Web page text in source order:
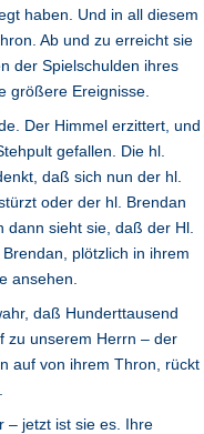
haben. Und in all diesem
Ab und zu erreicht sie
der Spielschulden ihres
größere Ereignisse.
Der Himmel erzittert, und
gefallen. Die hl.
daß sich nun der hl.
oder der hl. Brendan
sieht sie, daß der Hl.
plötzlich in ihrem
ansehen.
daß Hunderttausend
zu unserem Herrn – der
auf von ihrem Thron, rückt
– jetzt ist sie es. Ihre